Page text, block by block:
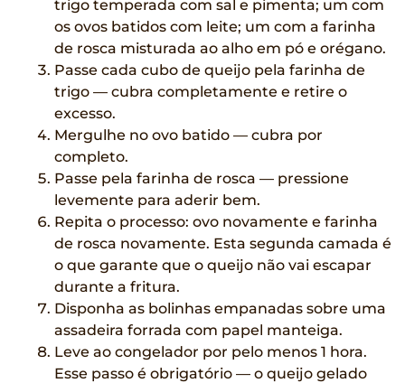
trigo temperada com sal e pimenta; um com
os ovos batidos com leite; um com a farinha
de rosca misturada ao alho em pó e orégano.
Passe cada cubo de queijo pela farinha de
trigo — cubra completamente e retire o
excesso.
Mergulhe no ovo batido — cubra por
completo.
Passe pela farinha de rosca — pressione
levemente para aderir bem.
Repita o processo: ovo novamente e farinha
de rosca novamente. Esta segunda camada é
o que garante que o queijo não vai escapar
durante a fritura.
Disponha as bolinhas empanadas sobre uma
assadeira forrada com papel manteiga.
Leve ao congelador por pelo menos 1 hora.
Esse passo é obrigatório — o queijo gelado